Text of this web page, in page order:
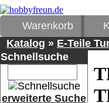
Warenkorb
Katalog » E-Teile
Schnellsuche
erweiterte Suche